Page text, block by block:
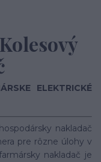
ELEKTRICKÉ
nakladač
pre rôzne úlohy v
nakladač je